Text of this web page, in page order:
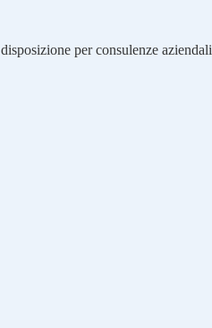
per consulenze aziendali